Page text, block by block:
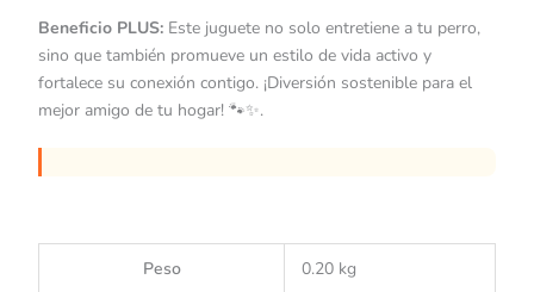
Beneficio PLUS: Este juguete no solo entretiene a tu perro,
sino que también promueve un estilo de vida activo y
fortalece su conexión contigo. ¡Diversión sostenible para el
mejor amigo de tu hogar! 🐾✨.
Peso 0.20 kg